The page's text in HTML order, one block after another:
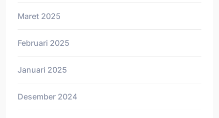
Maret 2025
Februari 2025
Januari 2025
Desember 2024